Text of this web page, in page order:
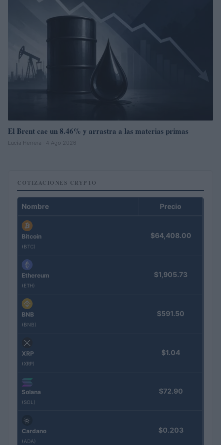
El Brent cae un 8.46% y arrastra a las materias primas
Lucía Herrera · 4 Ago 2026
COTIZACIONES CRYPTO
Nombre Precio
Bitcoin
(BTC)
$64,408.00
Ethereum
(ETH)
$1,905.73
BNB
(BNB)
$591.50
XRP
(XRP)
$1.04
Solana
(SOL)
$72.90
Cardano
(ADA)
$0.203